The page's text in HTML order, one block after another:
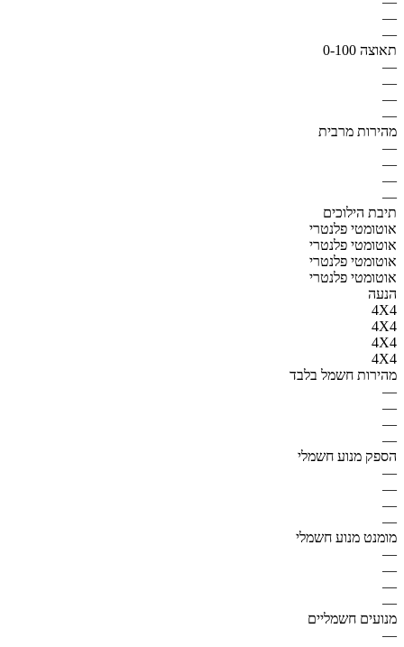
—
—
תאוצה 0-100
—
—
—
—
מהירות מרבית
—
—
—
—
תיבת הילוכים
אוטומטי פלנטרי
אוטומטי פלנטרי
אוטומטי פלנטרי
אוטומטי פלנטרי
הנעה
4X4
4X4
4X4
4X4
מהירות חשמל בלבד
—
—
—
—
הספק מנוע חשמלי
—
—
—
—
מומנט מנוע חשמלי
—
—
—
—
מנועים חשמליים
—